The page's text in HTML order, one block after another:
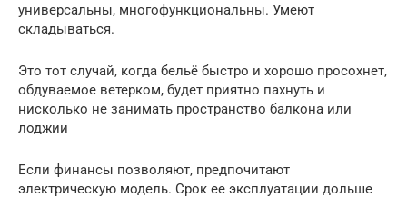
универсальны, многофункциональны. Умеют
складываться.
Это тот случай, когда бельё быстро и хорошо просохнет,
обдуваемое ветерком, будет приятно пахнуть и
нисколько не занимать пространство балкона или
лоджии
Если финансы позволяют, предпочитают
электрическую модель. Срок ее эксплуатации дольше